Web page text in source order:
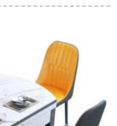
レ
ミ
ー
の
胡
ブル
プロモーダ式軽い贅
1.8 mテーブル/回転
テーブル付